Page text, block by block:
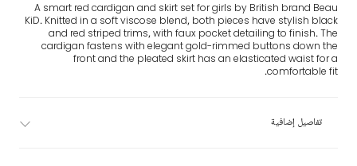
A smart red cardigan and skirt set for girls by British brand Beau
KiD. Knitted in a soft viscose blend, both pieces have stylish black
and red striped trims, with faux pocket detailing to finish. The
cardigan fastens with elegant gold-rimmed buttons down the
front and the pleated skirt has an elasticated waist for a
comfortable fit.
تفاصيل إضافية